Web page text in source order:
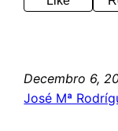
Decembro 6,
José Mª